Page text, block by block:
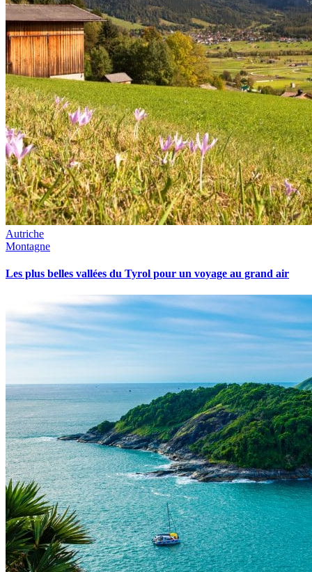
Autriche
Montagne
Les plus belles vallées du Tyrol pour un voyage au grand air